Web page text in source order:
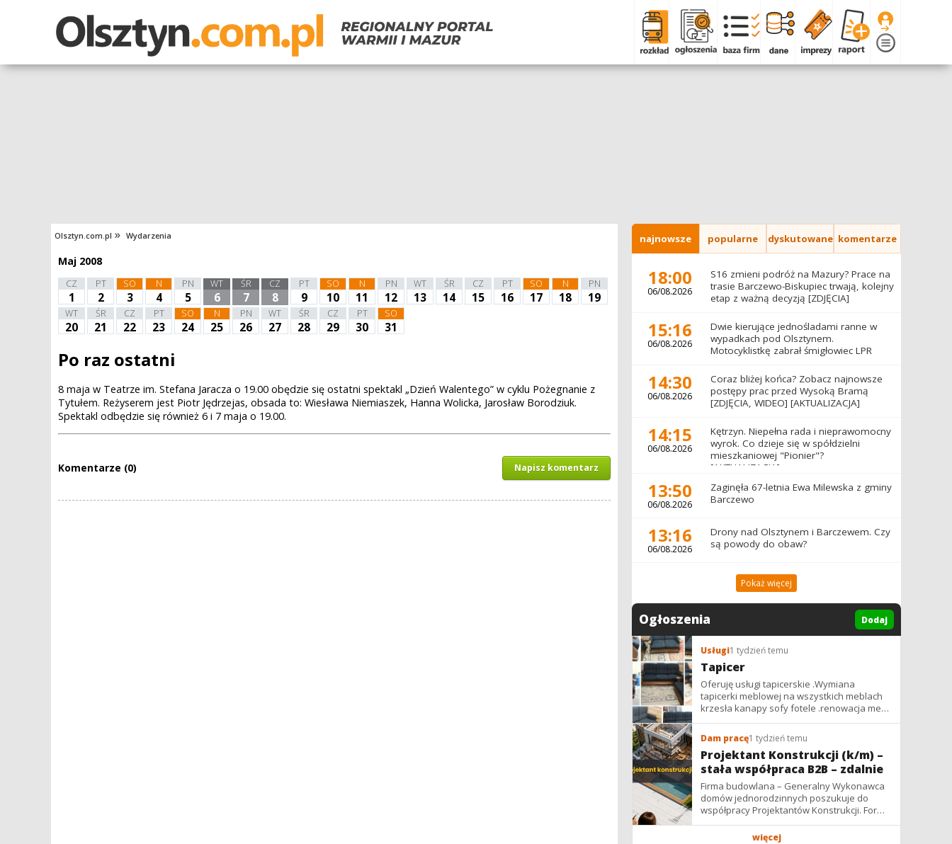
Olsztyn.com.pl Wydarzenia
Maj 2008
CZ
1
PT
2
SO
3
N
4
PN
5
WT
6
ŚR
7
CZ
8
PT
9
SO
10
N
11
PN
12
WT
13
ŚR
14
CZ
15
PT
16
SO
17
N
18
PN
19
WT
20
ŚR
21
CZ
22
PT
23
SO
24
N
25
PN
26
WT
27
ŚR
28
CZ
29
PT
30
SO
31
Po raz ostatni
8 maja w Teatrze im. Stefana Jaracza o 19.00 obędzie się ostatni spektakl „Dzień Walentego” w cyklu Pożegnanie z
Tytułem. Reżyserem jest Piotr Jędrzejas, obsada to: Wiesława Niemiaszek, Hanna Wolicka, Jarosław Borodziuk.
Spektakl odbędzie się również 6 i 7 maja o 19.00.
Komentarze (0) Napisz komentarz
najnowsze popularne dyskutowane komentarze
18:00
06/08.2026
S16 zmieni podróż na Mazury? Prace na
trasie Barczewo-Biskupiec trwają, kolejny
etap z ważną decyzją [ZDJĘCIA]
15:16
06/08.2026
Dwie kierujące jednośladami ranne w
wypadkach pod Olsztynem.
Motocyklistkę zabrał śmigłowiec LPR
14:30
06/08.2026
Coraz bliżej końca? Zobacz najnowsze
postępy prac przed Wysoką Bramą
[ZDJĘCIA, WIDEO] [AKTUALIZACJA]
14:15
06/08.2026
Kętrzyn. Niepełna rada i nieprawomocny
wyrok. Co dzieje się w spółdzielni
mieszkaniowej "Pionier"?
[AKTUALIZACJA]
13:50
06/08.2026
Zaginęła 67-letnia Ewa Milewska z gminy
Barczewo
13:16
06/08.2026
Drony nad Olsztynem i Barczewem. Czy
są powody do obaw?
Pokaż więcej
Ogłoszenia Dodaj
Usługi1 tydzień temu
Tapicer
Oferuję usługi tapicerskie .Wymiana
tapicerki meblowej na wszystkich meblach
krzesła kanapy sofy fotele .renowacja mebli
vintage,PRL. glamur
Dam pracę1 tydzień temu
Projektant Konstrukcji (k/m) –
stała współpraca B2B – zdalnie
Firma budowlana – Generalny Wykonawca
domów jednorodzinnych poszukuje do
współpracy Projektantów Konstrukcji. Forma
współpracy: B2B / podwykonawstwo –
więcej